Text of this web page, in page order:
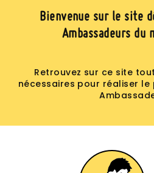
Bienvenue sur le site
Ambassadeurs du
Retrouvez sur ce site
nécessaires pour réaliser